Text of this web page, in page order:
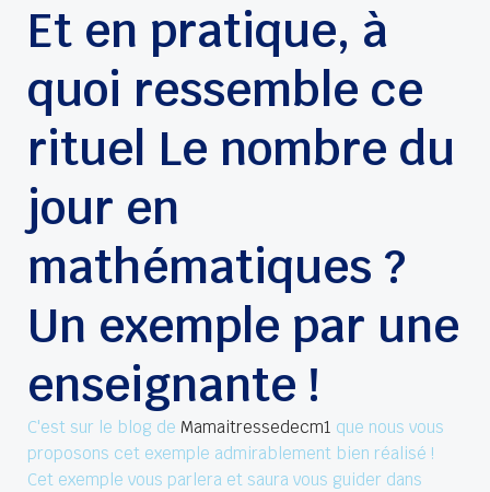
Et en pratique, à
quoi ressemble ce
rituel Le nombre du
jour en
mathématiques ?
Un exemple par une
enseignante !
C'est sur le blog de Mamaitressedecm1 que nous vous
proposons cet exemple admirablement bien réalisé !
Cet exemple vous parlera et saura vous guider dans